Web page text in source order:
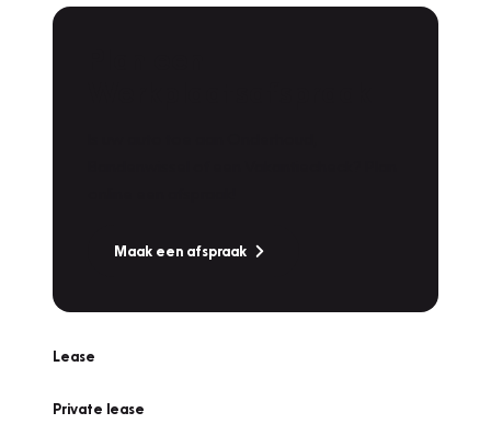
Maak een afspraak
Lease
Private lease